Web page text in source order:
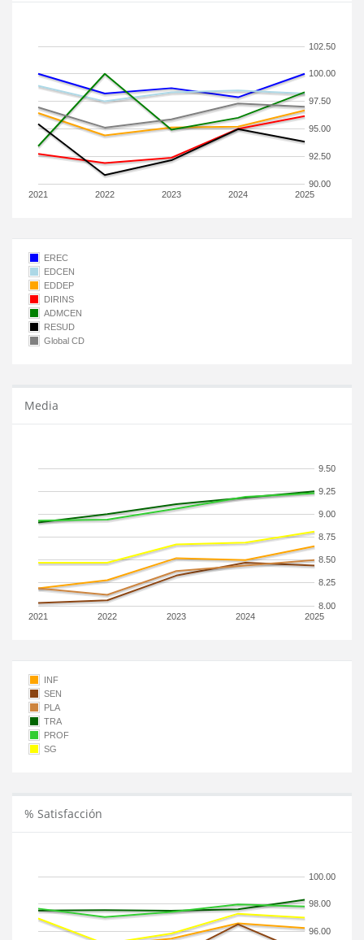
2021 2022 2023 2024 2025
90.00
92.50
95.00
97.50
100.00
102.50
EREC
EDCEN
EDDEP
DIRINS
ADMCEN
RESUD
Global CD
Media
2021 2022 2023 2024 2025
8.00
8.25
8.50
8.75
9.00
9.25
9.50
INF
SEN
PLA
TRA
PROF
SG
% Satisfacción
96.00
98.00
100.00